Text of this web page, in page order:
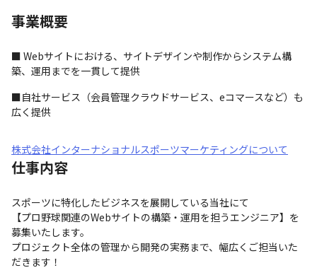
事業概要
■ Webサイトにおける、サイトデザインや制作からシステム構
築、運用までを一貫して提供
■自社サービス（会員管理クラウドサービス、eコマースなど）も
広く提供
株式会社インターナショナルスポーツマーケティングについて
仕事内容
スポーツに特化したビジネスを展開している当社にて
【プロ野球関連のWebサイトの構築・運用を担うエンジニア】を
募集いたします。
プロジェクト全体の管理から開発の実務まで、幅広くご担当いた
だきます！